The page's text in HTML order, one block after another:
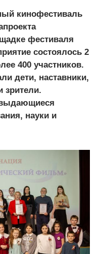
кинофестиваль
фестиваля
состоялось 2
400 участников.
дети, наставники,
зрители.
науки и